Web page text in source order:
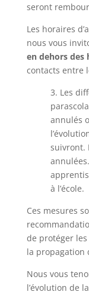
seront
Les horaires
nous vous
en dehors des
contacts entre
3. Les
annulés
suivront.
à l’école.
Ces mesures
de protéger
la propagation
Nous vous
l’évolution de